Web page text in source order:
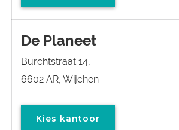
De Planeet
Burchtstraat 14,
6602 AR, Wijchen
Kies kantoor